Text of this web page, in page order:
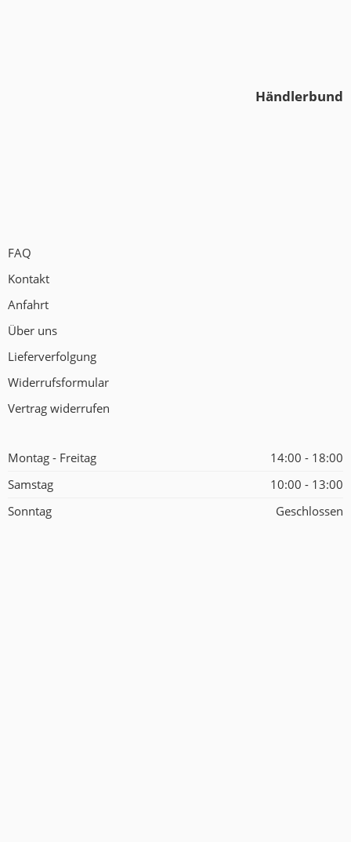
Händlerbund
FAQ
Kontakt
Anfahrt
Über uns
Lieferverfolgung
Widerrufsformular
Vertrag widerrufen
Montag - Freitag
14:00 - 18:00
Samstag
10:00 - 13:00
Sonntag
Geschlossen